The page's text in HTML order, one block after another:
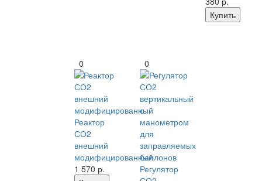
Купить
0
Реактор
СО2
внешний
модифицированный
1 570 р.
0
Регулятор